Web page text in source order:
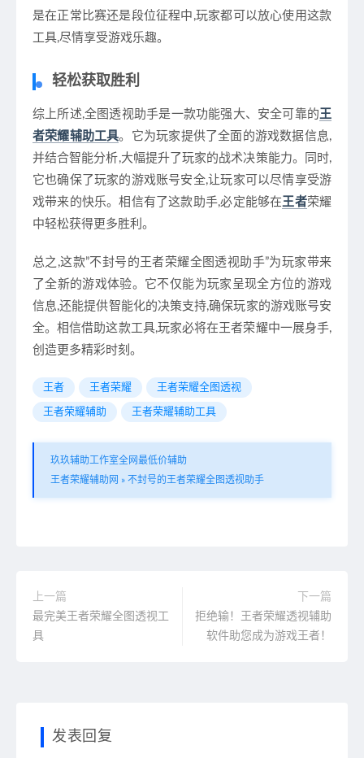
是在正常比赛还是段位征程中,玩家都可以放心使用这款
工具,尽情享受游戏乐趣。
轻松获取胜利
综上所述,全图透视助手是一款功能强大、安全可靠的王
者荣耀辅助工具。它为玩家提供了全面的游戏数据信息,
并结合智能分析,大幅提升了玩家的战术决策能力。同时,
它也确保了玩家的游戏账号安全,让玩家可以尽情享受游
戏带来的快乐。相信有了这款助手,必定能够在王者荣耀
中轻松获得更多胜利。
总之,这款”不封号的王者荣耀全图透视助手”为玩家带来
了全新的游戏体验。它不仅能为玩家呈现全方位的游戏
信息,还能提供智能化的决策支持,确保玩家的游戏账号安
全。相信借助这款工具,玩家必将在王者荣耀中一展身手,
创造更多精彩时刻。
王者 王者荣耀 王者荣耀全图透视
王者荣耀辅助 王者荣耀辅助工具
玖玖辅助工作室全网最低价辅助
王者荣耀辅助网 » 不封号的王者荣耀全图透视助手
上一篇
最完美王者荣耀全图透视工
具
下一篇
拒绝输！王者荣耀透视辅助
软件助您成为游戏王者！
发表回复